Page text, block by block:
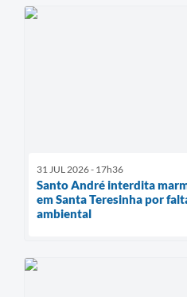
31 JUL 2026 - 17h36
Santo André interdita
em Santa Teresinha por
ambiental